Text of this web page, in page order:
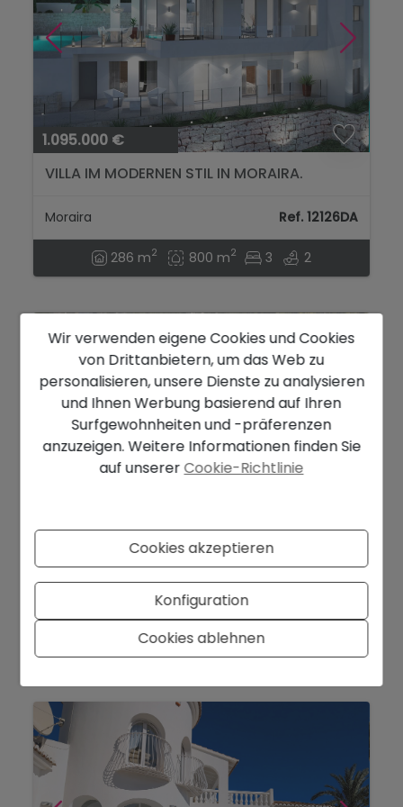
1.095.000 €
VILLA IM MODERNEN STIL IN MORAIRA.
Moraira Ref. 12126DA
286 m2 800 m2 3 2
1.099.000 €
Exklusive Villa mit Meerblick und 5
Schlafzimmern in Benimeit, Moraira...
Moraira - Benimeit
201 m2 880 m2 5
Wir verwenden eigene Cookies und Cookies
von Drittanbietern, um das Web zu
personalisieren, unsere Dienste zu analysieren
und Ihnen Werbung basierend auf Ihren
Surfgewohnheiten und -präferenzen
anzuzeigen. Weitere Informationen finden Sie
auf unsererCookie-Richtlinie
Cookies akzeptieren
Konfiguration
Cookies ablehnen